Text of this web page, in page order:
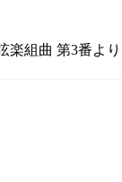
組曲 第3番よ